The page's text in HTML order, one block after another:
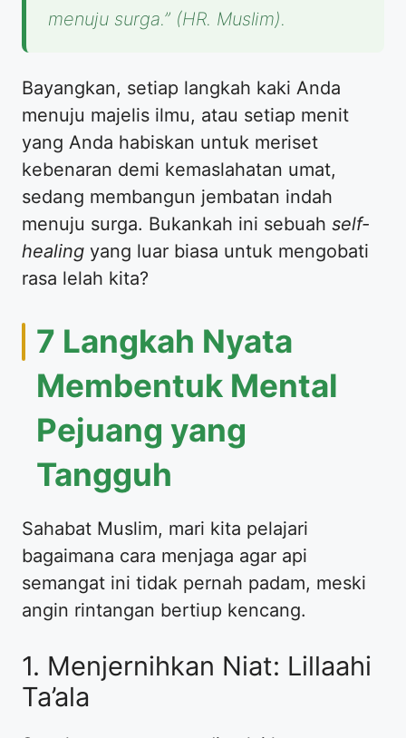
menuju surga.” (HR. Muslim).
​Bayangkan, setiap langkah kaki Anda
menuju majelis ilmu, atau setiap menit
yang Anda habiskan untuk meriset
kebenaran demi kemaslahatan umat,
sedang membangun jembatan indah
menuju surga. Bukankah ini sebuah self-
healing yang luar biasa untuk mengobati
rasa lelah kita?
​7 Langkah Nyata
Membentuk Mental
Pejuang yang
Tangguh
​Sahabat Muslim, mari kita pelajari
bagaimana cara menjaga agar api
semangat ini tidak pernah padam, meski
angin rintangan bertiup kencang.
​1. Menjernihkan Niat: Lillaahi
Ta’ala